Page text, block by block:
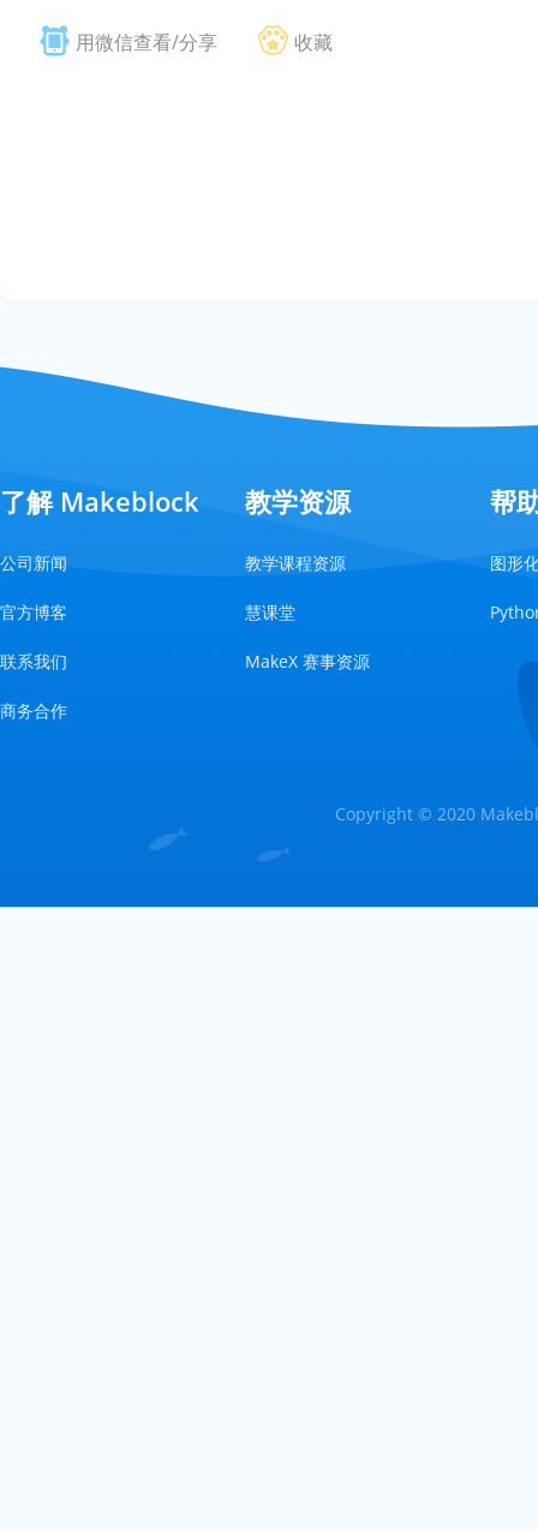
用微信查看/分享 收藏
了解 Makeblock
公司新闻
官方博客
联系我们
商务合作
教学资源
教学课程资源
慧课堂
MakeX 赛事资源
帮
图形
Copyright © 2020